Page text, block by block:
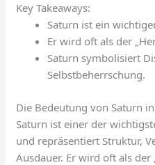
Key Takeaways:
Saturn ist ein
Er wird oft als der
Saturn symbolisiert
Selbstbeherrschung.
Die Bedeutung von Saturn
Saturn ist einer der
und repräsentiert Struktur,
Ausdauer. Er wird oft als der